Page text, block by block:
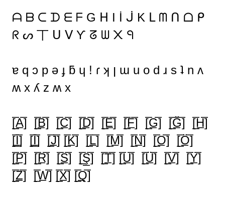
ᗩ ᗷ ᑕ ᗪ ᗴ ᖴ G ᕼ I İ ᒎ K ᒪ ᗰ ᑎ ᗝ ᑭ
ᖇ ᔕ 丅 ᑌ ᐯ Ƴ ᘔ ᗯ ᙭ ᑫ
ɐ q ɔ p ǝ ɟ ƃ ɥ ! ɾ ʞ ן ɯ u o d ɹ s ʇ n ʌ
ʍ x ʎ z ʍ x
[̲̅A̲̅] [̲̅B̲̅] [̲̅C̲̅] [̲̅D̲̅] [̲̅E̲̅] [̲̅F̲̅] [̲̅G̲̅] [̲̅Ğ̲̅] [̲̅H̲̅]
[̲̅I̲̅] [̲̅İ̲̅] [̲̅J̲̅] [̲̅K̲̅] [̲̅L̲̅] [̲̅M̲̅] [̲̅N̲̅] [̲̅O̲̅] [̲̅Ö̲̅]
[̲̅P̲̅] [̲̅R̲̅] [̲̅S̲̅] [̲̅Ş̲̅] [̲̅T̲̅] [̲̅U̲̅] [̲̅Ü̲̅] [̲̅V̲̅] [̲̅Y̲̅]
[̲̅Z̲̅] [̲̅W̲̅] [̲̅X̲̅] [̲̅Q̲̅]